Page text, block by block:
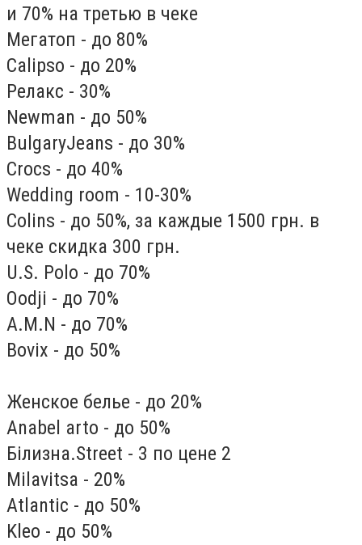
и 70% на третью в чеке
Мегатоп - до 80%
Cаlipso - до 20%
Релакс - 30%
Newman - до 50%
BulgaryJeans - до 30%
Crocs - до 40%
Wedding room - 10-30%
Colins - до 50%, за каждые 1500 грн. в
чеке скидка 300 грн.
U.S. Polo - до 70%
Oodji - до 70%
A.M.N - до 70%
Bovix - до 50%
Женское белье - до 20%
Anabel arto - до 50%
Білизна.Street - 3 по цене 2
Milavitsa - 20%
Atlantic - до 50%
Kleo - до 50%